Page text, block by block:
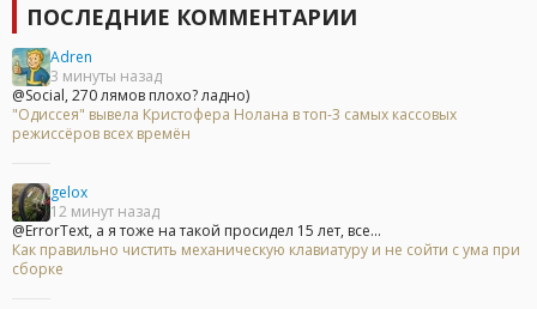
ПОСЛЕДНИЕ КОММЕНТАРИИ
Adren
3 минуты назад
@Social, 270 лямов плохо? ладно)
"Одиссея" вывела Кристофера Нолана в топ-3 самых кассовых
режиссёров всех времён
gelox
12 минут назад
@ErrorText, а я тоже на такой просидел 15 лет, все...
Как правильно чистить механическую клавиатуру и не сойти с ума при
сборке